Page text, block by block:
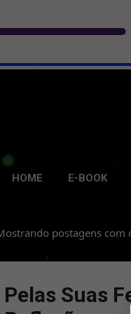
HOME E-BOOK
postagens com
Pelas Suas